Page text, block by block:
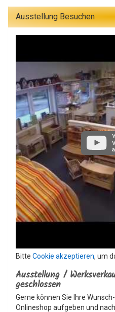
Ausstellung Besuchen
Bitte Cookie akzeptieren, um
Ausstellung /
geschlossen
Gerne können Sie Ihre
Onlineshop aufgeben und